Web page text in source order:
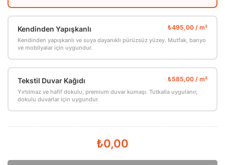
Kendinden Yapışkanlı
Kendinden yapışkanlı ve suya dayanıklı pürüzsüz yüzey. Mutfak, banyo
ve mobilyalar için uygundur.
Tekstil Duvar Kağıdı
Yırtılmaz ve hafif dokulu, premium duvar kumaşı. Tutkalla uygulanır,
dokulu duvarlar için uygundur.
₺0,00